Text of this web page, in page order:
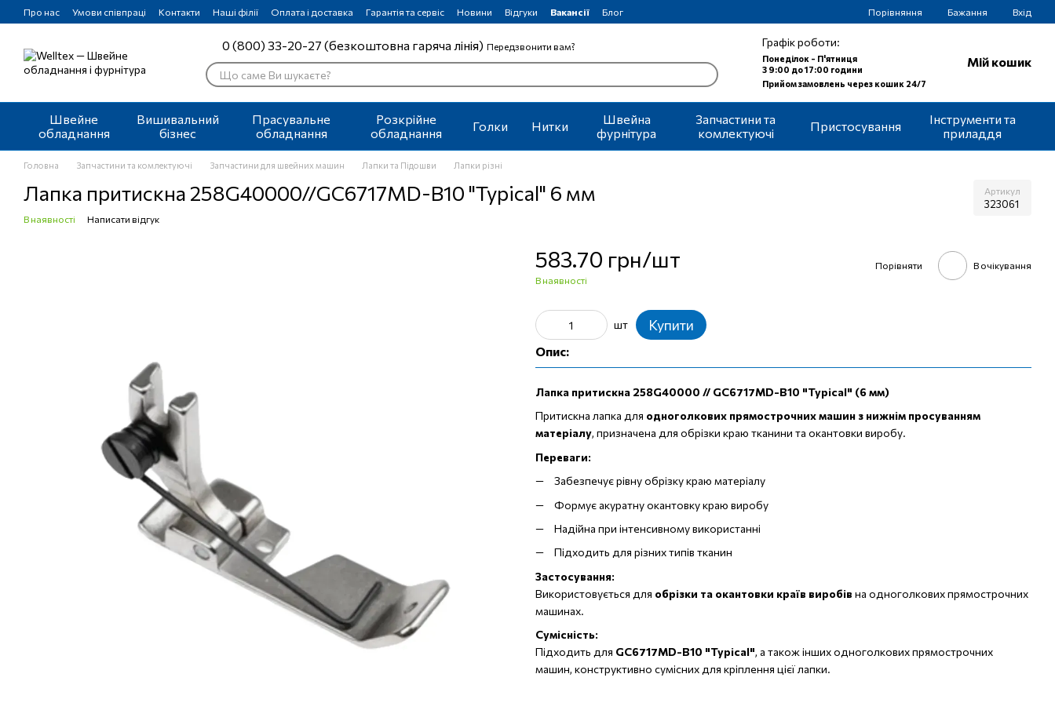
Перейти до основного контенту
Про нас Умови співпраці Контакти Наші філії Оплата і доставка Гарантія та сервіс Новини Відгуки Вакансії Блог Порівняння Бажання Вхід
0 (800) 33-20-27 (безкоштовна гаряча лінія) Передзвонити вам? Графік роботи:
Понеділок - П'ятниця
З 9:00 до 17:00 години
Прийом замовлень через кошик 24/7
Мій кошик
Швейне
обладнання
Вишивальний
бізнес
Прасувальне
обладнання
Розкрійне
обладнання
Голки Нитки
Швейна
фурнітура
Запчастини та
комлектуючі
Пристосування
Інструменти та
приладдя
Головна Запчастини та комлектуючі Запчастини для швейних машин Лапки та Підошви Лапки різні
Лапка притискна 258G40000//GC6717MD-B10 "Typical" 6 мм Артикул
323061
В наявності Написати відгук
583.70 грн/шт
В наявності
Порівняти В очікування
шт Купити
Опис:
Лапка притискна 258G40000 // GC6717MD-B10 "Typical" (6 мм)
Притискна лапка для одноголкових прямострочних машин з нижнім просуванням
матеріалу, призначена для обрізки краю тканини та окантовки виробу.
Переваги:
Забезпечує рівну обрізку краю матеріалу
Формує акуратну окантовку краю виробу
Надійна при інтенсивному використанні
Підходить для різних типів тканин
Застосування:
Використовується для обрізки та окантовки країв виробів на одноголкових прямострочних
машинах.
Сумісність:
Підходить для GC6717MD-B10 "Typical", а також інших одноголкових прямострочних
машин, конструктивно сумісних для кріплення цієї лапки.